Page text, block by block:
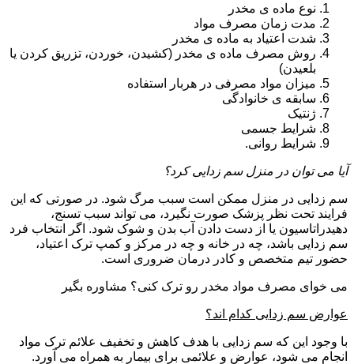
نوع ماده ی مخدر
مدت زمان مصرف مواد
شدت اعتیاد به ماده ی مخدر
روش مصرف ماده ی مخدر (کشیدن، خوردن، تزریق کردن یا
بلعیدن)
میزان مواد مصرفی در هربار استفاده
سابقه ی خانوادگی
ژنتیک
شرایط جسمی
شرایط روانی.
آیا می توان در منزل سم زدایی کرد؟
سم زدایی در منزل ممکن است سبب مرگ شود. در صورتی که این
فرایند تحت نظر پزشک صورت نگیرد، می تواند سبب تسنج،
دهیدراتاسیون یا از دست دادن آب بدن و شوک شود. اگر انتخاب فرد
سم زدایی باشد، چه در خانه و چه در مرکز و کمپ ترک اعتیاد،
حضور تیم متخصص و کادر درمان ضروری است.
می خوای مصرف مواد مخدر رو ترک کنی؟ مشاوره بگیر
عوارض سم زدایی کدام اند؟
با وجود این که سم زدایی با هدف کاهش و تخفیف علائم ترک مواد
انجام می شود، عوارض و علائمی برای بیمار به همراه می آورد.